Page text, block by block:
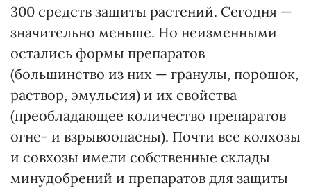
300 средств защиты растений. Сегодня —
значительно меньше. Но неизменными
остались формы препаратов
(большинство из них — гранулы, порошок,
раствор, эмульсия) и их свойства
(преобладающее количество препаратов
огне- и взрывоопасны). Почти все колхозы
и совхозы имели собственные склады
минудобрений и препаратов для защиты